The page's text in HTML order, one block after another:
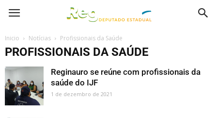
Inicio Notícias Profissionais da Saúde
PROFISSIONAIS DA SAÚDE
Reginauro se reúne com profissionais da
saúde do IJF
1 de dezembro de 2021